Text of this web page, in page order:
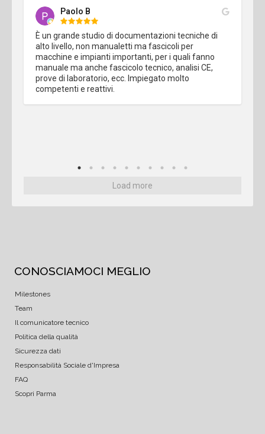
Paolo B
È un grande studio di documentazioni tecniche di
alto livello, non manualetti ma fascicoli per
macchine e impianti importanti, per i quali fanno
manuale ma anche fascicolo tecnico, analisi CE,
prove di laboratorio, ecc. Impiegato molto
competenti e reattivi.
Load more
CONOSCIAMOCI MEGLIO
Milestones
Team
Il comunicatore tecnico
Politica della qualità
Sicurezza dati
Responsabilità Sociale d'Impresa
FAQ
Scopri Parma